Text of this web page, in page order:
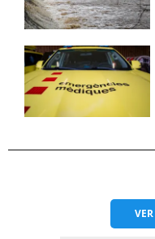
VER